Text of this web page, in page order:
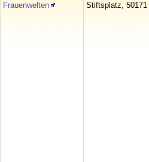
Frauenwelten Stiftsplatz, 50171